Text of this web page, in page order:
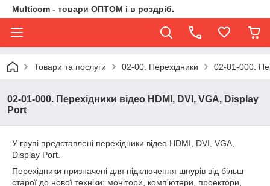
Multicom - товари ОПТОМ і в роздріб.
Товари та послуги 02-00. Перехідники 02-01-000.
02-01-000. Перехідники відео HDMI, DVI, VGA, Display
Port
У групі представлені перехідники відео HDMI, DVI, VGA,
Display Port.
Перехідники призначені для підключення шнурів від більш
старої до нової техніки: монітори, комп'ютери, проектори,